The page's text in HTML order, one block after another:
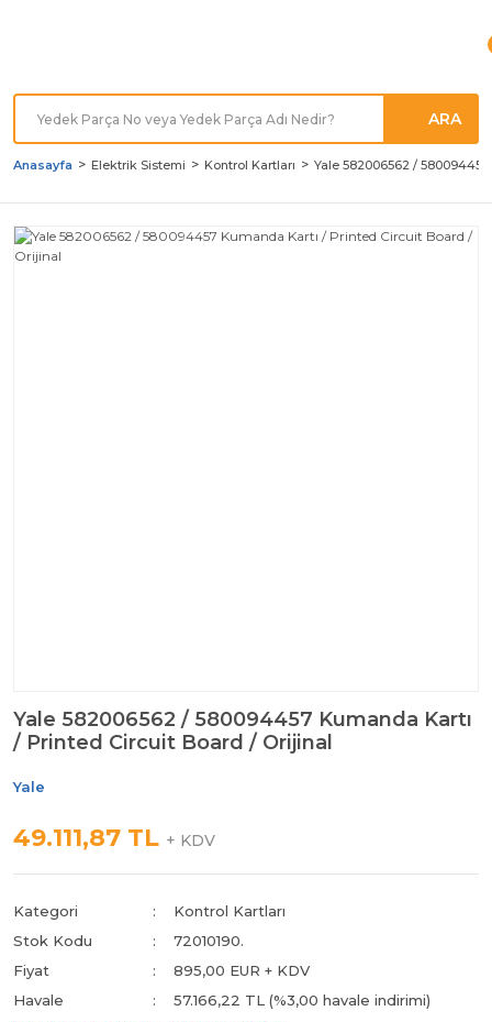
ARA
Anasayfa Elektrik Sistemi Kontrol Kartları Yale 582006562 /
Yale 582006562 / 580094457 Kumanda Kartı
/ Printed Circuit Board / Orijinal
Yale
49.111,87 TL + KDV
Kategori
Kontrol Kartları
Stok Kodu
72010190.
Fiyat
895,00 EUR + KDV
Havale
57.166,22 TL (%3,00 havale indirimi)